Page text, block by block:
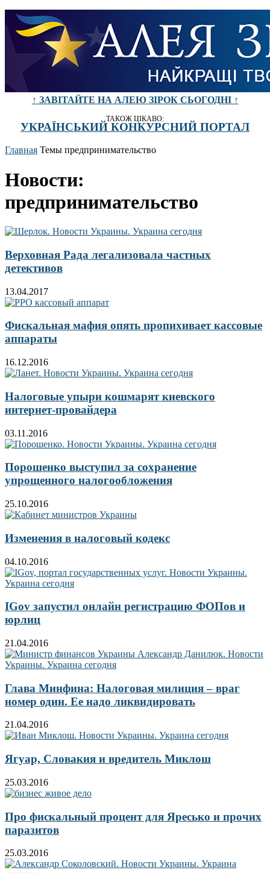
↑ ЗАВІТАЙТЕ НА АЛЕЮ ЗІРОК СЬОГОДНІ ↑
ТАКОЖ ЦІКАВО:
УКРАЇНСЬКИЙ КОНКУРСНИЙ ПОРТАЛ
Главная Темы предпринимательство
Новости:
предпринимательство
Верховная Рада легализовала частных
детективов
13.04.2017
Фискальная мафия опять пропихивает кассовые
аппараты
16.12.2016
Налоговые упыри кошмарят киевского
интернет-провайдера
03.11.2016
Порошенко выступил за сохранение
упрощенного налогообложения
25.10.2016
Изменения в налоговый кодекс
04.10.2016
IGov запустил онлайн регистрацию ФОПов и
юрлиц
21.04.2016
Глава Минфина: Налоговая милиция – враг
номер один. Ее надо ликвидировать
21.04.2016
Ягуар, Словакия и вредитель Миклош
25.03.2016
Про фискальный процент для Яресько и прочих
паразитов
25.03.2016